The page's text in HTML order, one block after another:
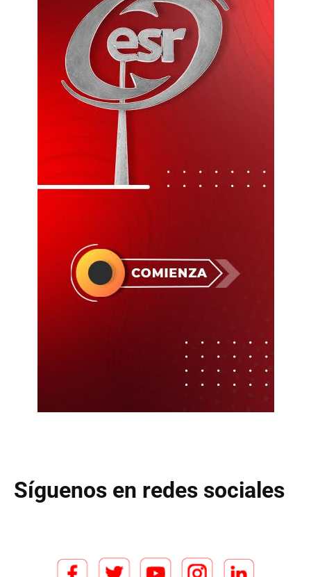
Síguenos en redes sociales